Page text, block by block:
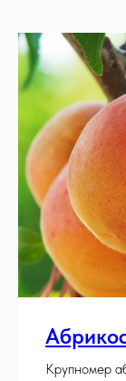
Крупномер